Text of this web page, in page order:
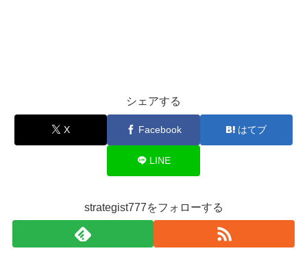
シェアする
X Facebook はてブ
LINE
strategist777をフォローする